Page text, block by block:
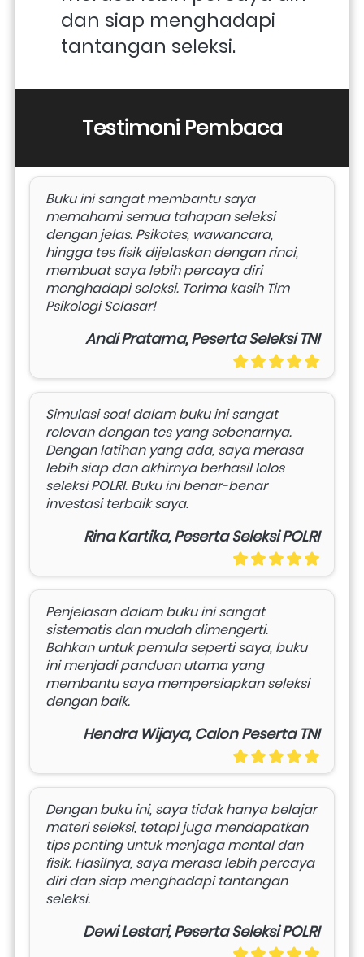
dan siap menghadapi
tantangan seleksi.
Testimoni Pembaca
Buku ini sangat membantu saya
memahami semua tahapan seleksi
dengan jelas. Psikotes, wawancara,
hingga tes fisik dijelaskan dengan rinci,
membuat saya lebih percaya diri
menghadapi seleksi. Terima kasih Tim
Psikologi Selasar!
Andi Pratama, Peserta Seleksi TNI
Simulasi soal dalam buku ini sangat
relevan dengan tes yang sebenarnya.
Dengan latihan yang ada, saya merasa
lebih siap dan akhirnya berhasil lolos
seleksi POLRI. Buku ini benar-benar
investasi terbaik saya.
Rina Kartika, Peserta Seleksi POLRI
Penjelasan dalam buku ini sangat
sistematis dan mudah dimengerti.
Bahkan untuk pemula seperti saya, buku
ini menjadi panduan utama yang
membantu saya mempersiapkan seleksi
dengan baik.
Hendra Wijaya, Calon Peserta TNI
Dengan buku ini, saya tidak hanya belajar
materi seleksi, tetapi juga mendapatkan
tips penting untuk menjaga mental dan
fisik. Hasilnya, saya merasa lebih percaya
diri dan siap menghadapi tantangan
seleksi.
Dewi Lestari, Peserta Seleksi POLRI